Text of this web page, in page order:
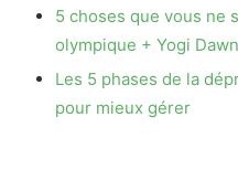
5 choses que vous ne
olympique + Yogi
Les 5 phases de la
pour mieux gérer